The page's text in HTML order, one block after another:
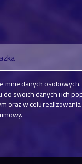
mnie danych
swoich danych i ich
oraz w celu